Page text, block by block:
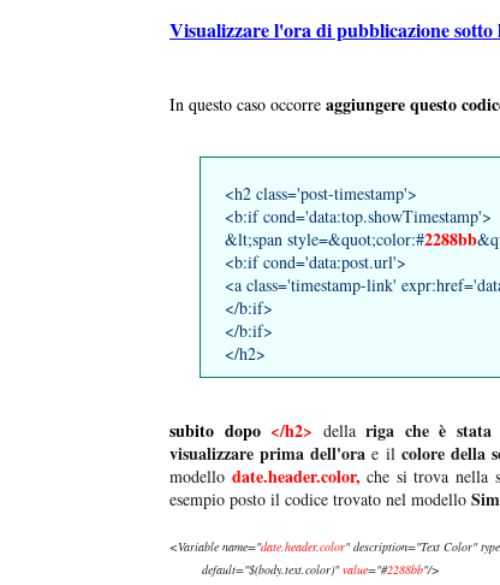
Visualizzare l'ora di pubblicazione sotto
In questo caso occorre aggiungere questo
<h2 class='post-timestamp'>
<b:if cond='data:top.showTimestamp'>
&lt;span style=&quot;color:#2288bb
<b:if cond='data:post.url'>
<a class='timestamp-link'
</b:if>
</b:if>
</h2>
subito dopo</h2> dellariga che è stata
visualizzare prima dell'ora e il colore della
modello date.header.color, che si trova nella
esempio posto il codice trovato nel modello
<Variable name="date.header.color" description="Text Color"
default="$(body.text.color)"value="#2288bb"/>